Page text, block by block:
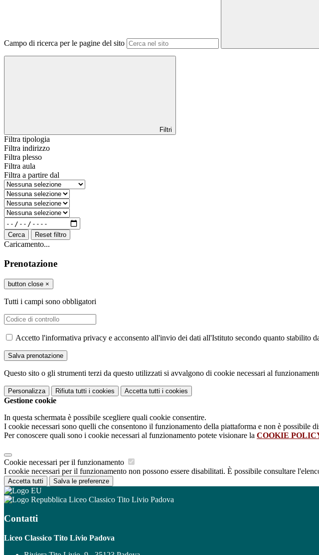
Campo di ricerca per le pagine del sito
Filtri
Filtra tipologia
Filtra indirizzo
Filtra plesso
Filtra aula
Filtra a partire dal
Cerca Reset filtro
Caricamento...
Prenotazione
button close ×
Tutti i campi sono obbligatori
Accetto l'informativa privacy e acconsento all'invio dei dati all'Istituto secondo quanto stabilito
Questo sito o gli strumenti terzi da questo utilizzati si avvalgono di cookie necessari al
Personalizza Rifiuta tutti i cookies Accetta tutti i cookies
Gestione cookie
In questa schermata è possibile scegliere quali cookie consentire.
I cookie necessari sono quelli che consentono il funzionamento della piattaforma e non è possibile
Per conoscere quali sono i cookie necessari al funzionamento potete visionare la COOKIE
Cookie necessari per il funzionamento
I cookie necessari per il funzionamento non possono essere disabilitati. È possibile consultare
Accetta tutti Salva le preferenze
Liceo Classico Tito Livio Padova
Contatti
Liceo Classico Tito Livio Padova